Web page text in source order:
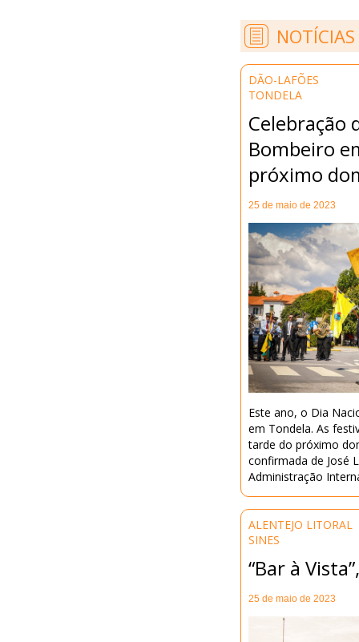
NOTÍCIAS
DÃO-LAFÕES
TONDELA
Celebração
Bombeiro
próximo
25 de maio de 2023
Este ano, o Dia
em Tondela. As
tarde do próximo
confirmada de José
Administração
ALENTEJO LITORAL
SINES
“Bar à
25 de maio de 2023